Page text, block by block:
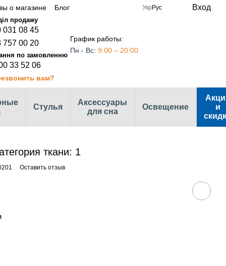
о магазине
Блог
Укр Рус Вход
031 08 45
757 00 20
33 52 06
вам?
График работы:
Пн - Вс: 9:00 – 20:00
Стулья
Аксессуары
для сна
Освещение
и
ткани: 1
Оставить отзыв